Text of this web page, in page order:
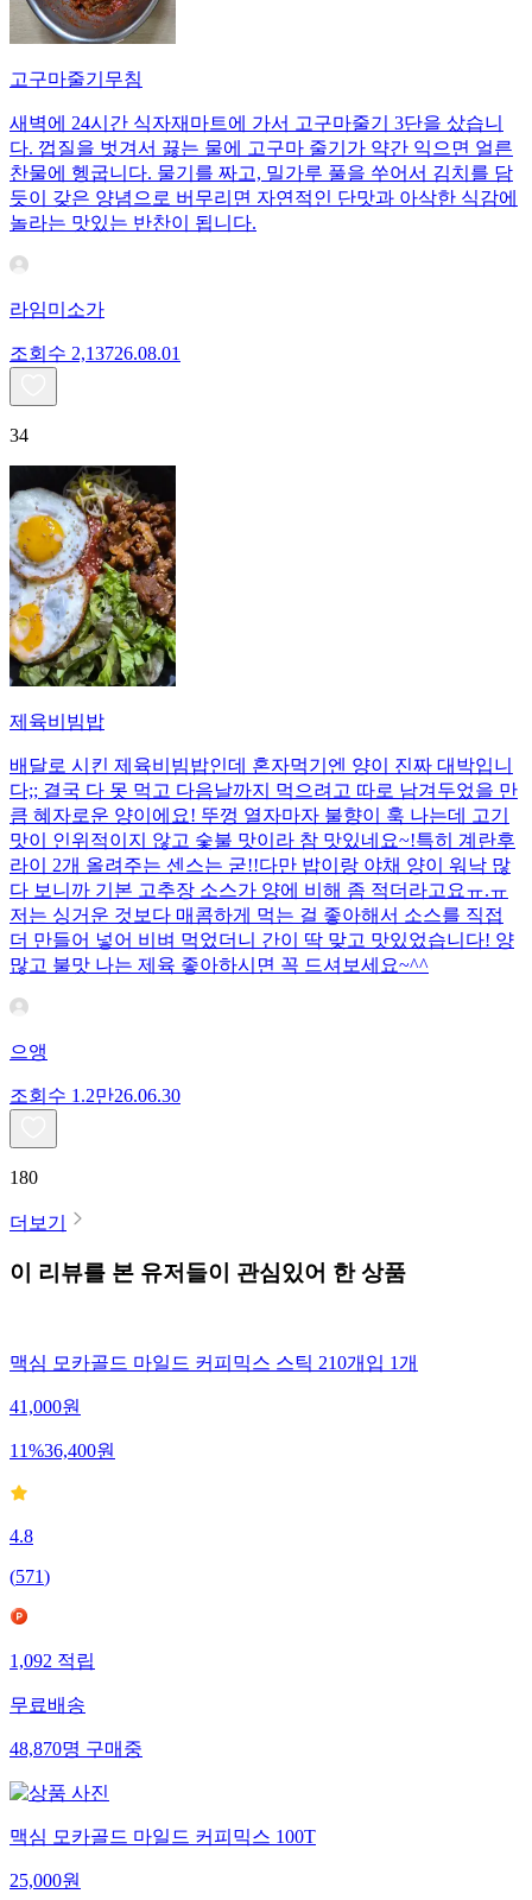
고구마줄기무침
새벽에 24시간 식자재마트에 가서 고구마줄기 3단을 샀습니
다. 껍질을 벗겨서 끓는 물에 고구마 줄기가 약간 익으면 얼른
찬물에 헹굽니다. 물기를 짜고, 밀가루 풀을 쑤어서 김치를 담
듯이 갖은 양념으로 버무리면 자연적인 단맛과 아삭한 식감에
놀라는 맛있는 반찬이 됩니다.
라임미소가
조회수 2,13726.08.01
34
제육비빔밥
배달로 시킨 제육비빔밥인데 혼자먹기엔 양이 진짜 대박입니
다;; 결국 다 못 먹고 다음날까지 먹으려고 따로 남겨두었을 만
큼 혜자로운 양이에요! 뚜껑 열자마자 불향이 훅 나는데 고기
맛이 인위적이지 않고 숯불 맛이라 참 맛있네요~!특히 계란후
라이 2개 올려주는 센스는 굳!! ​다만 밥이랑 야채 양이 워낙 많
다 보니까 기본 고추장 소스가 양에 비해 좀 적더라고요ㅠ.ㅠ
저는 싱거운 것보다 매콤하게 먹는 걸 좋아해서 소스를 직접
더 만들어 넣어 비벼 먹었더니 간이 딱 맞고 맛있었습니다! 양
많고 불맛 나는 제육 좋아하시면 꼭 드셔보세요~^^
으앵
조회수 1.2만26.06.30
180
더보기
이 리뷰를 본 유저들이 관심있어 한 상품
맥심 모카골드 마일드 커피믹스 스틱 210개입 1개
41,000원
11%36,400원
4.8
(571)
1,092적립
무료배송
48,870명구매중
맥심 모카골드 마일드 커피믹스 100T
25,000원